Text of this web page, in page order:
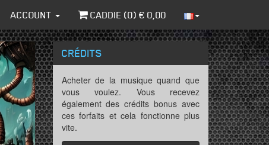
ACCOUNT CADDIE (0) € 0,00
CRÉDITS
Acheter de la musique quand que
vous voulez. Vous recevez
également des crédits bonus avec
ces forfaits et cela fonctionne plus
vite.